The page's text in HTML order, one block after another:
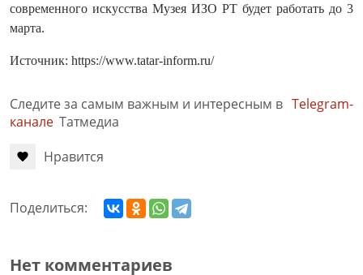
современного искусства Музея ИЗО РТ будет работать до 3
марта.
Источник: https://www.tatar-inform.ru/
Следите за самым важным и интересным в Telegram-
канале Татмедиа
Нравится
Поделиться:
Нет комментариев